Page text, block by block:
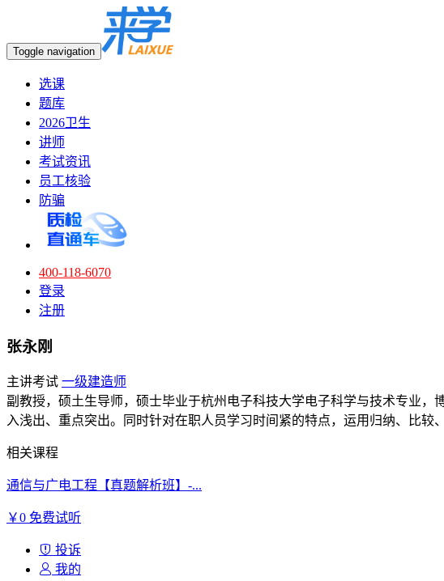
Toggle navigation
选课
题库
2026卫生
讲师
考试资讯
员工核验
防骗
400-118-6070
登录
注册
张永刚
主讲考试 一级建造师
副教授，硕土生导师，硕士毕业于杭州电子科技大学电子科学与技术专业
入浅出、重点突出。同时针对在职人员学习时间紧的特点，运用归纳、比较
相关课程
通信与广电工程【真题解析班】-...
￥0 免费试听
投诉
我的